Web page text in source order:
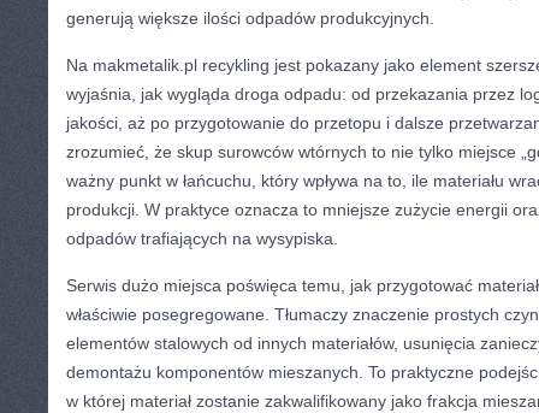
generują większe ilości odpadów produkcyjnych.
Na makmetalik.pl recykling jest pokazany jako element
wyjaśnia, jak wygląda droga odpadu: od przekazania przez
jakości, aż po przygotowanie do przetopu i dalsze
zrozumieć, że skup surowców wtórnych to nie tylko miejsce
ważny punkt w łańcuchu, który wpływa na to, ile materiału
produkcji. W praktyce oznacza to mniejsze zużycie energii
odpadów trafiających na wysypiska.
Serwis dużo miejsca poświęca temu, jak przygotować
właściwie posegregowane. Tłumaczy znaczenie prostych
elementów stalowych od innych materiałów, usunięcia
demontażu komponentów mieszanych. To praktyczne
w której materiał zostanie zakwalifikowany jako frakcja